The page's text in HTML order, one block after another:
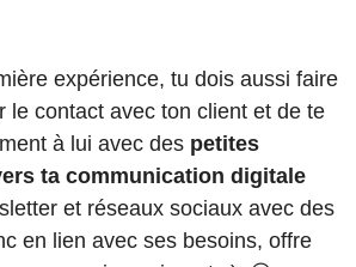
expérience, tu dois aussi faire
le contact avec ton client et de te
à lui avec des petites
ta communication digitale
et réseaux sociaux avec des
en lien avec ses besoins, offre